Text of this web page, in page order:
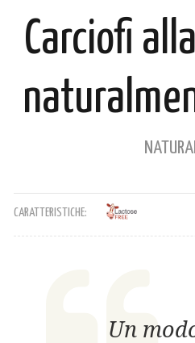
Carciofi
CARATTERISTICHE:
Un